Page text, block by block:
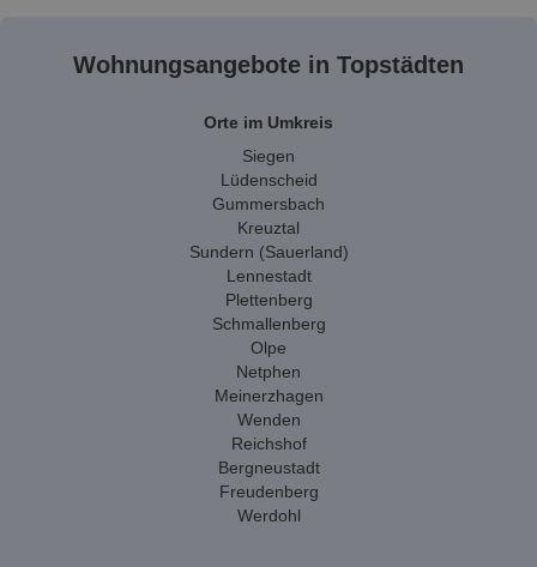
Wohnungsangebote in Topstädten
Orte im Umkreis
Siegen
Lüdenscheid
Gummersbach
Kreuztal
Sundern (Sauerland)
Lennestadt
Plettenberg
Schmallenberg
Olpe
Netphen
Meinerzhagen
Wenden
Reichshof
Bergneustadt
Freudenberg
Werdohl